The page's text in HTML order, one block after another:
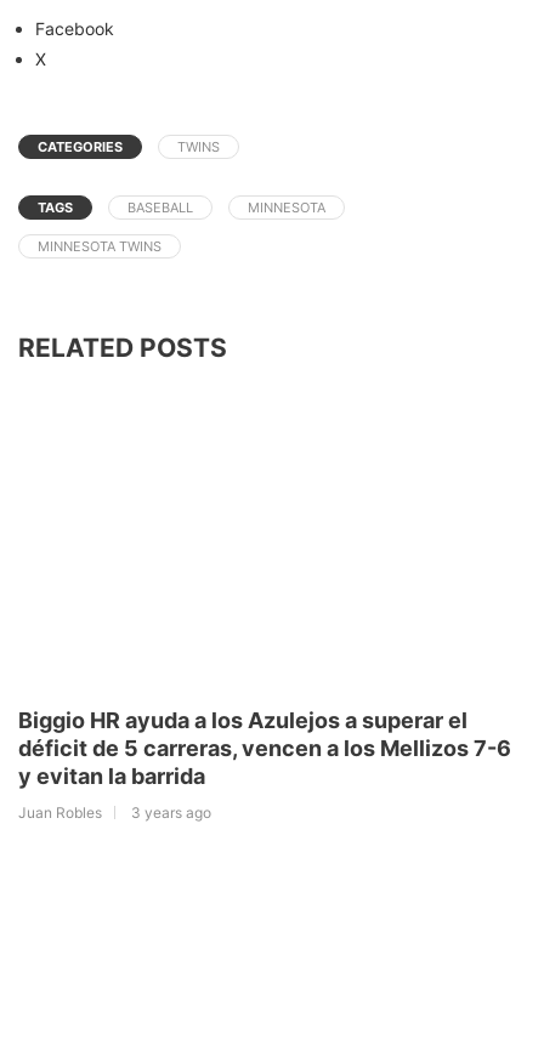
Facebook
X
CATEGORIES TWINS
TAGS BASEBALL MINNESOTA
MINNESOTA TWINS
RELATED POSTS
Biggio HR ayuda a los Azulejos a superar el
déficit de 5 carreras, vencen a los Mellizos 7-6
y evitan la barrida
Juan Robles 3 years ago